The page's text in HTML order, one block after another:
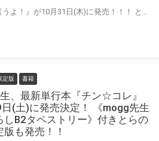
定版 書籍
、最新単行本『チン☆コレ』
(土)に発売決定！ 《mogg先生
しB2タペストリー》付きとらの
版も発売！！